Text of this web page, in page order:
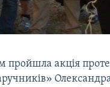
пройшла акція